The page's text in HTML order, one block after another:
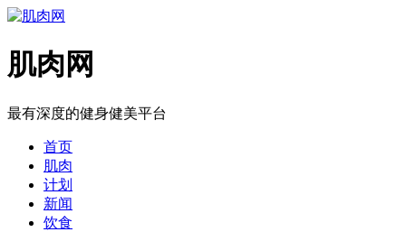
肌肉网
最有深度的健身健美平台
首页
肌肉
计划
新闻
饮食